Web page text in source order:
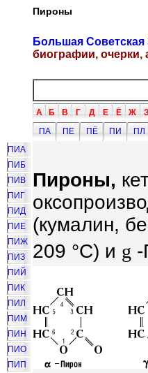
Пироны
Большая
биографии, очерки,
А Б В Г Д Е Ё Ж З
ПА
ПЕ ПЁ ПИ ПЛ
ПИА
ПИБ
ПИВ
ПИГ
ПИД
ПИЕ
ПИЖ
ПИЗ
ПИЙ
ПИК
ПИЛ
ПИМ
ПИН
ПИО
ПИП
Пироны,
(кумалин,
209 °С) и g -